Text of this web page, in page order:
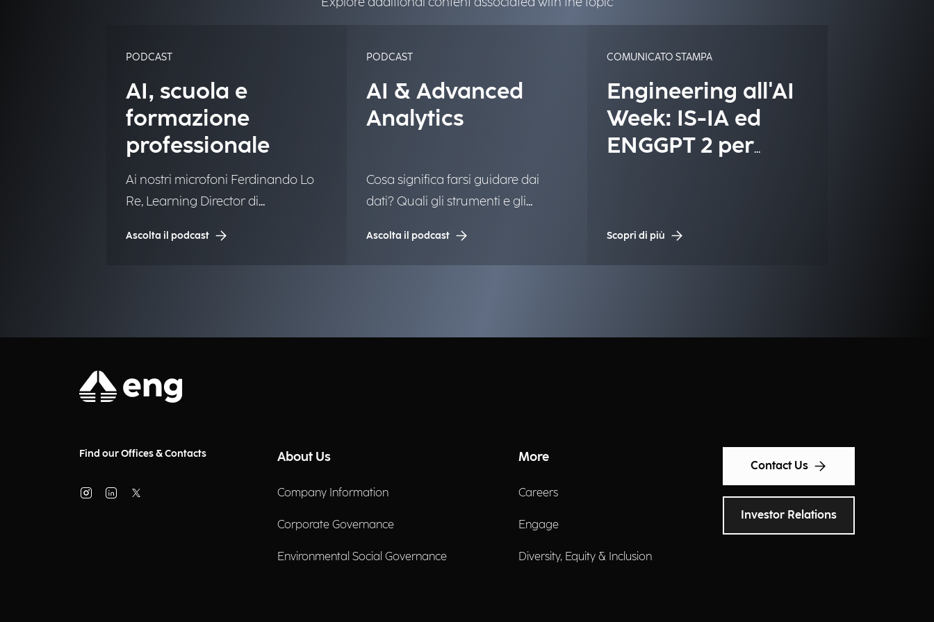
PODCAST
AI, scuola e
formazione
professionale
Ai nostri microfoni Ferdinando Lo
Re, Learning Director di
Ascolta il podcast
PODCAST
AI & Advanced
Analytics
Cosa significa farsi guidare dai
dati? Quali gli strumenti e gli
quantità sempre più complessa di
informazioni? Raccontiamo la
Ascolta il podcast
COMUNICATO STAMPA
Engineering all'AI
Week: IS-IA ed
ENGGPT 2 per
e sicura
Scopri di più
Find our Offices & Contacts About Us
Company Information
Corporate Governance
Environmental Social Governance
More
Careers
Engage
Diversity, Equity & Inclusion
Contact Us
Investor Relations